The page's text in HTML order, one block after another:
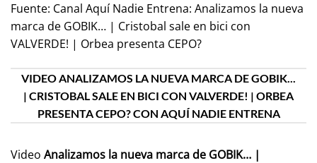
Fuente: Canal Aquí Nadie Entrena: Analizamos la nueva
marca de GOBIK… | Cristobal sale en bici con
VALVERDE! | Orbea presenta CEPO?
VIDEO ANALIZAMOS LA NUEVA MARCA DE GOBIK...
| CRISTOBAL SALE EN BICI CON VALVERDE! | ORBEA
PRESENTA CEPO? CON AQUÍ NADIE ENTRENA
Video Analizamos la nueva marca de GOBIK… |